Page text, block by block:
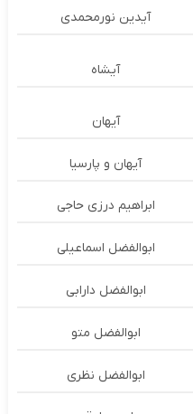
آیدین نورمحمدی
آیشاه
آیهان
آیهان و پارسیا
ابراهیم درزی حاجی
ابوالفضل اسماعیلی
ابوالفضل دارابی
ابوالفضل متو
ابوالفضل نظری